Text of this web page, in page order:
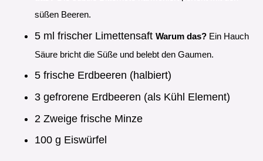
süßen Beeren.
5 ml frischer Limettensaft Warum das? Ein Hauch
Säure bricht die Süße und belebt den Gaumen.
5 frische Erdbeeren (halbiert)
3 gefrorene Erdbeeren (als Kühl Element)
2 Zweige frische Minze
100 g Eiswürfel